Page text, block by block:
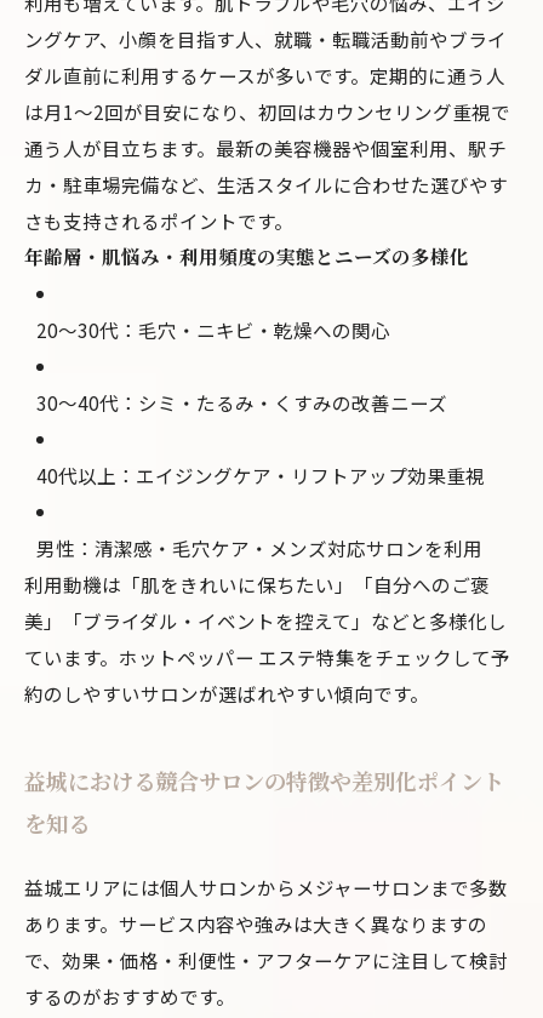
ングケア、小顔を目指す人、就職・転職活動前やブライ
ダル直前に利用するケースが多いです。定期的に通う人
は月1〜2回が目安になり、初回はカウンセリング重視で
通う人が目立ちます。最新の美容機器や個室利用、駅チ
カ・駐車場完備など、生活スタイルに合わせた選びやす
さも支持されるポイントです。
年齢層・肌悩み・利用頻度の実態とニーズの多様化
20〜30代：毛穴・ニキビ・乾燥への関心
30〜40代：シミ・たるみ・くすみの改善ニーズ
40代以上：エイジングケア・リフトアップ効果重視
男性：清潔感・毛穴ケア・メンズ対応サロンを利用
利用動機は「肌をきれいに保ちたい」「自分へのご褒
美」「ブライダル・イベントを控えて」などと多様化し
ています。ホットペッパー エステ特集をチェックして予
約のしやすいサロンが選ばれやすい傾向です。
益城における競合サロンの特徴や差別化ポイント
を知る
益城エリアには個人サロンからメジャーサロンまで多数
あります。サービス内容や強みは大きく異なりますの
で、効果・価格・利便性・アフターケアに注目して検討
するのがおすすめです。